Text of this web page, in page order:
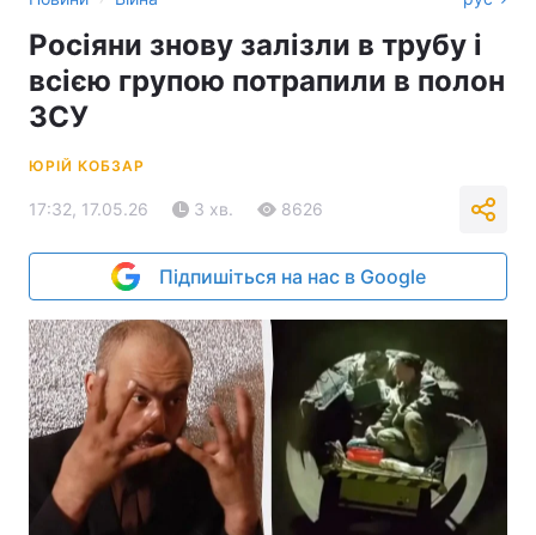
Росіяни знову залізли в трубу і
всією групою потрапили в полон
ЗСУ
ЮРІЙ КОБЗАР
17:32, 17.05.26 3 хв. 8626
Підпишіться на нас в Google